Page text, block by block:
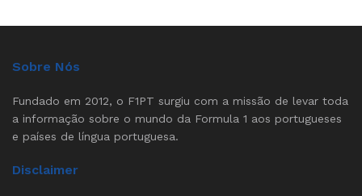
Sobre Nós
Fundado em 2012, o F1PT surgiu com a missão de levar toda
a informação sobre o mundo da Formula 1 aos portugueses
e países de língua portuguesa.
Disclaimer